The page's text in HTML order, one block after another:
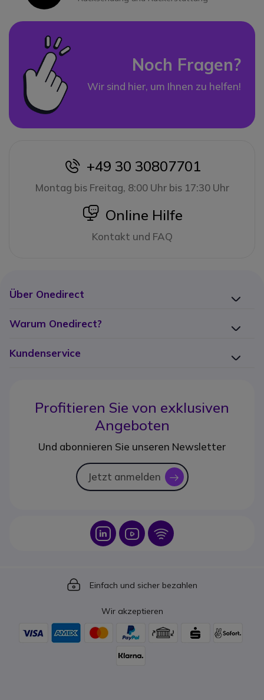
Noch Fragen?
Wir sind hier, um Ihnen zu helfen!
icon
+49 30 30807701
Montag bis Freitag, 8:00 Uhr bis 17:30 Uhr
icon
Online Hilfe
Kontakt und FAQ
Über Onedirect
Warum Onedirect?
Kundenservice
Profitieren Sie von exklusiven
Angeboten
Und abonnieren Sie unseren Newsletter
Jetzt anmelden icon
Icon Icon Icon
Icon
Einfach und sicher bezahlen
Wir akzeptieren